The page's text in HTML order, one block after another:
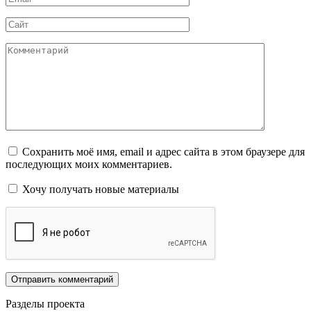
*
Сайт
Комментарий
Сохранить моё имя, email и адрес сайта в этом браузере для
последующих моих комментариев.
Хочу получать новые материалы
Разделы проекта